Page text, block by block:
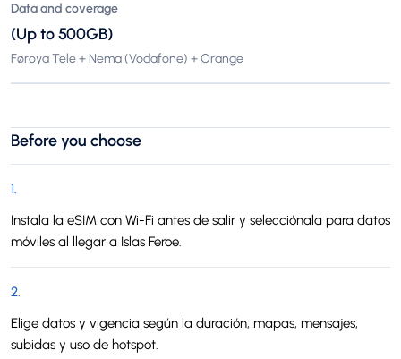
Data and coverage
(Up to 500GB)
Føroya Tele + Nema (Vodafone) + Orange
Before you choose
1.
Instala la eSIM con Wi-Fi antes de salir y selecciónala para datos
móviles al llegar a Islas Feroe.
2.
Elige datos y vigencia según la duración, mapas, mensajes,
subidas y uso de hotspot.